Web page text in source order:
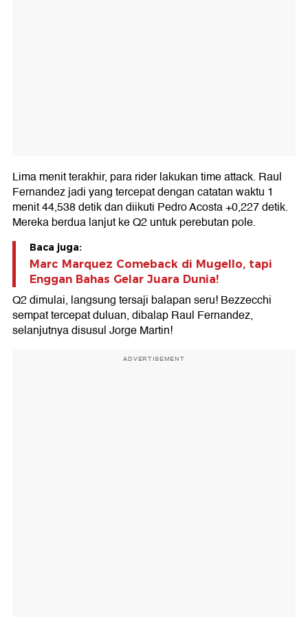
Lima menit terakhir, para rider lakukan time attack. Raul
Fernandez jadi yang tercepat dengan catatan waktu 1
menit 44,538 detik dan diikuti Pedro Acosta +0,227 detik.
Mereka berdua lanjut ke Q2 untuk perebutan pole.
Baca juga:
Marc Marquez Comeback di Mugello, tapi
Enggan Bahas Gelar Juara Dunia!
Q2 dimulai, langsung tersaji balapan seru! Bezzecchi
sempat tercepat duluan, dibalap Raul Fernandez,
selanjutnya disusul Jorge Martin!
ADVERTISEMENT